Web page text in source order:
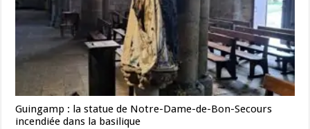
Guingamp : la statue de Notre-Dame-de-Bon-Secours
incendiée dans la basilique